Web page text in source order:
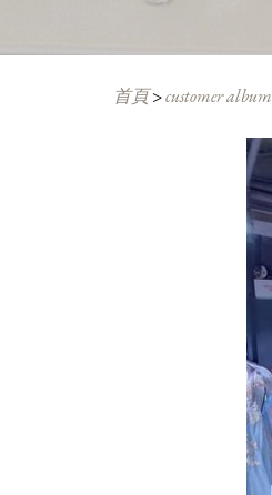
首頁>customer album